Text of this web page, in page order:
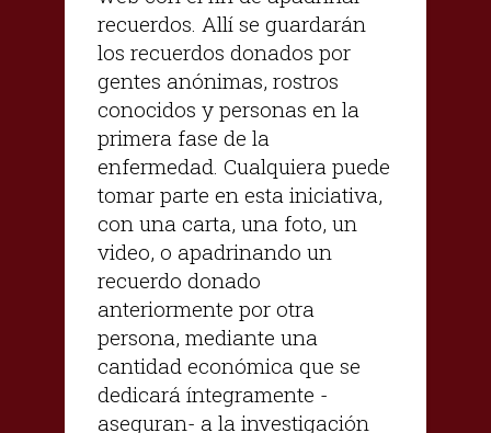
recuerdos. Allí se guardarán
los recuerdos donados por
gentes anónimas, rostros
conocidos y personas en la
primera fase de la
enfermedad. Cualquiera puede
tomar parte en esta iniciativa,
con una carta, una foto, un
video, o apadrinando un
recuerdo donado
anteriormente por otra
persona, mediante una
cantidad económica que se
dedicará íntegramente -
aseguran- a la investigación